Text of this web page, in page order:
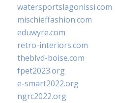
watersportslagonissi.com
mischieffashion.com
eduwyre.com
retro-interiors.com
theblvd-boise.com
fpet2023.org
e-smart2022.org
ngrc2022.org